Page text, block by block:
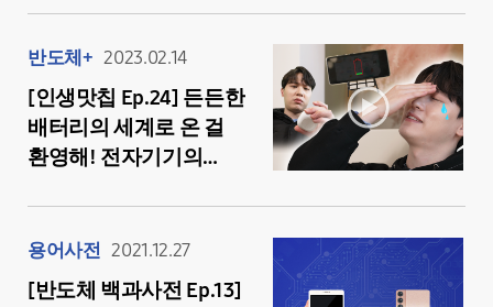
인재들
반도체+ 2023.02.14
[인생맛칩 Ep.24] 든든한
배터리의 세계로 온 걸
환영해! 전자기기의
용어사전 2021.12.27
[반도체 백과사전 Ep.13]